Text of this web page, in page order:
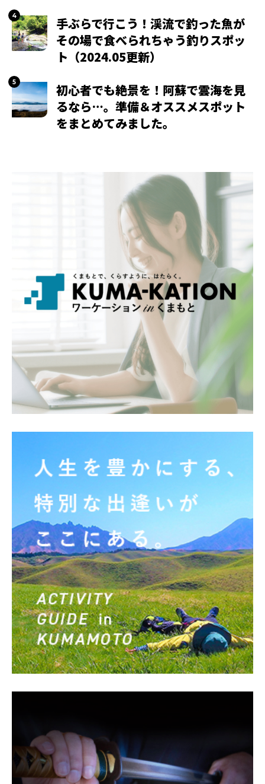
手ぶらで行こう！渓流で釣った魚が
その場で食べられちゃう釣りスポッ
ト（2024.05更新）
初心者でも絶景を！阿蘇で雲海を見
るなら…。準備＆オススメスポット
をまとめてみました。